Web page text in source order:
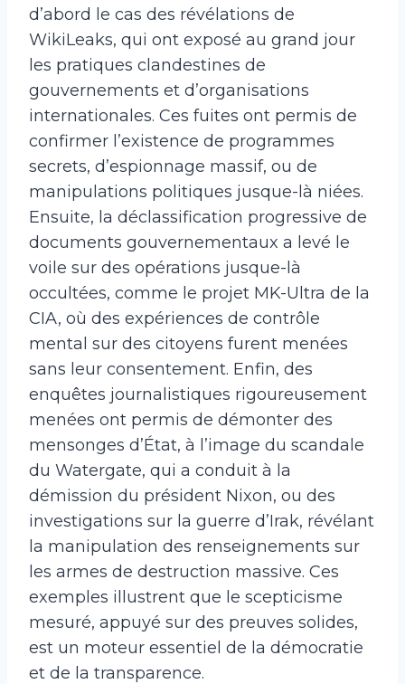
d’abord le cas des révélations de
WikiLeaks, qui ont exposé au grand jour
les pratiques clandestines de
gouvernements et d’organisations
internationales. Ces fuites ont permis de
confirmer l’existence de programmes
secrets, d’espionnage massif, ou de
manipulations politiques jusque-là niées.
Ensuite, la déclassification progressive de
documents gouvernementaux a levé le
voile sur des opérations jusque-là
occultées, comme le projet MK-Ultra de la
CIA, où des expériences de contrôle
mental sur des citoyens furent menées
sans leur consentement. Enfin, des
enquêtes journalistiques rigoureusement
menées ont permis de démonter des
mensonges d’État, à l’image du scandale
du Watergate, qui a conduit à la
démission du président Nixon, ou des
investigations sur la guerre d’Irak, révélant
la manipulation des renseignements sur
les armes de destruction massive. Ces
exemples illustrent que le scepticisme
mesuré, appuyé sur des preuves solides,
est un moteur essentiel de la démocratie
et de la transparence.